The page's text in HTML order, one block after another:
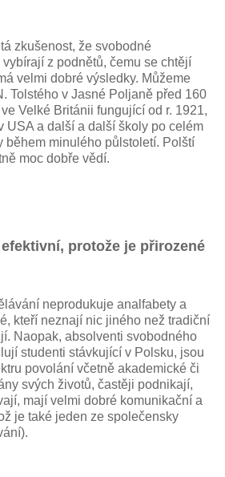
zkušenost, že svobodné
z podnětů, čemu se chtějí
velmi dobré výsledky. Můžeme
Tolstého v Jasné Poljaně před 160
Velké Británii fungující od r. 1921,
USA a další a další školy po celém
během minulého půlstoletí. Polští
moc dobře vědí.
protože je přirozené
neprodukuje analfabety a
kteří neznají nic jiného než tradiční
Naopak, absolventi svobodného
studenti stávkující v Polsku, jsou
povolání včetně akademické či
svých životů, častěji podnikají,
mají velmi dobré komunikační a
je také jeden ze společensky